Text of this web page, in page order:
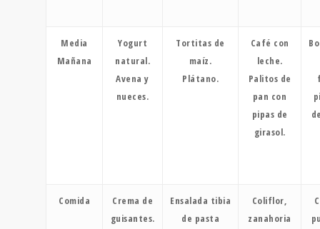
Media
Mañana
Yogurt
natural.
Avena y
nueces.
Tortitas de
maíz.
Plátano.
Café con
leche.
Palitos de
pan con
pipas de
girasol.
Comida
Crema de
guisantes.
Ensalada tibia
de pasta
Coliflor,
zanahoria